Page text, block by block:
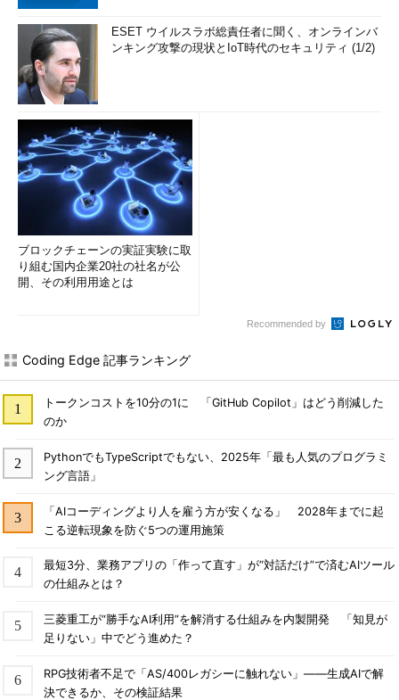
ESET ウイルスラボ総責任者に聞く、オンラインバ
ンキング攻撃の現状とIoT時代のセキュリティ (1/2)
ブロックチェーンの実証実験に取
り組む国内企業20社の社名が公
開、その利用用途とは
Recommended by
Coding Edge 記事ランキング
トークンコストを10分の1に 「GitHub Copilot」はどう削減した
のか
PythonでもTypeScriptでもない、2025年「最も人気のプログラミ
ング言語」
「AIコーディングより人を雇う方が安くなる」 2028年までに起
こる逆転現象を防ぐ5つの運用施策
最短3分、業務アプリの「作って直す」が“対話だけ”で済むAIツール
の仕組みとは？
三菱重工が“勝手なAI利用”を解消する仕組みを内製開発 「知見が
足りない」中でどう進めた？
RPG技術者不足で「AS/400レガシーに触れない」――生成AIで解
決できるか、その検証結果